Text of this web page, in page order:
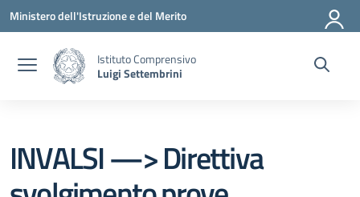
Vai ai contenuti
Vai al menu di navigazione
Vai al footer
Ministero dell'Istruzione e del Merito
Istituto Comprensivo
Luigi Settembrini
INVALSI —> Direttiva